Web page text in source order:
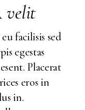
velit
facilisis sed
egestas
Placerat
eros in
in.